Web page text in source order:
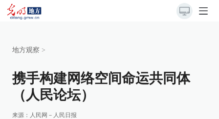
地方观察 >
携手构建网络空间命运共同体
（人民论坛）
来源： 人民网－人民日报